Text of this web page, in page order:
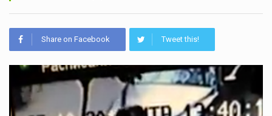
Share on Facebook Tweet this!